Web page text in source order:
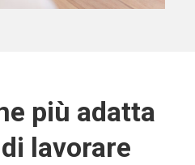
più adatta
lavorare